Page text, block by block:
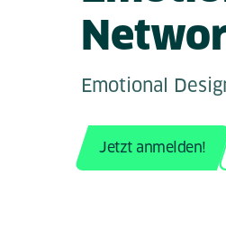
Emotional
Jetzt anmelden!